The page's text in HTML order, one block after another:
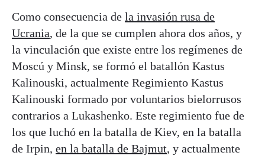
Como consecuencia de la invasión rusa de
Ucrania, de la que se cumplen ahora dos años, y
la vinculación que existe entre los regímenes de
Moscú y Minsk, se formó el batallón Kastus
Kalinouski, actualmente Regimiento Kastus
Kalinouski formado por voluntarios bielorrusos
contrarios a Lukashenko. Este regimiento fue de
los que luchó en la batalla de Kiev, en la batalla
de Irpin, en la batalla de Bajmut, y actualmente